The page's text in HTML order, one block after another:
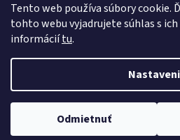
Tento web používa súbory cookie.
tohto webu vyjadrujete súhlas s
informáciítu.
Odmietnuť
Vytvoril
Copyright 2026Royal Sewings